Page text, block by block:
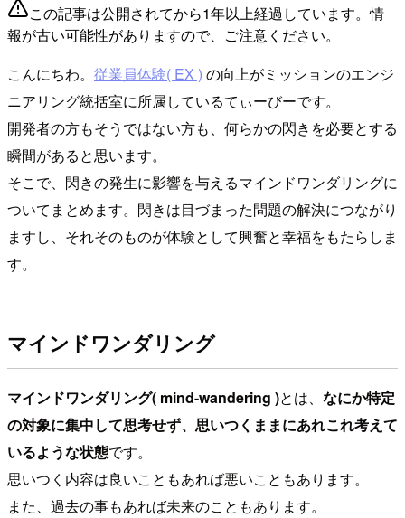
この記事は公開されてから1年以上経過しています。情
報が古い可能性がありますので、ご注意ください。
こんにちわ。 従業員体験( EX ) の向上がミッションのエンジ
ニアリング統括室に所属しているてぃーびーです。
開発者の方もそうではない方も、何らかの閃きを必要とする
瞬間があると思います。
そこで、閃きの発生に影響を与えるマインドワンダリングに
ついてまとめます。閃きは目づまった問題の解決につながり
ますし、それそのものが体験として興奮と幸福をもたらしま
す。
マインドワンダリング
マインドワンダリング( mind-wandering )とは、 なにか特定
の対象に集中して思考せず、思いつくままにあれこれ考えて
いるような状態です。
思いつく内容は良いこともあれば悪いこともあります。
また、過去の事もあれば未来のこともあります。